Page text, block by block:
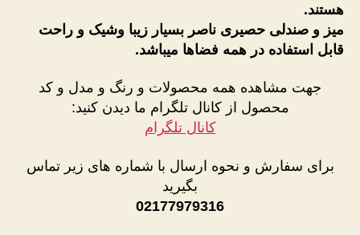
هستند.
میز و صندلی حصیری ناصر بسیار زیبا وشیک و راحت
قابل استفاده در همه فضاها میباشد.
جهت مشاهده همه محصولات و رنگ و مدل و کد
محصول از کانال تلگرام ما دیدن کنید:
کانال تلگرام
برای سفارش و نحوه ارسال با شماره های زیر تماس
بگیرید
02177979316